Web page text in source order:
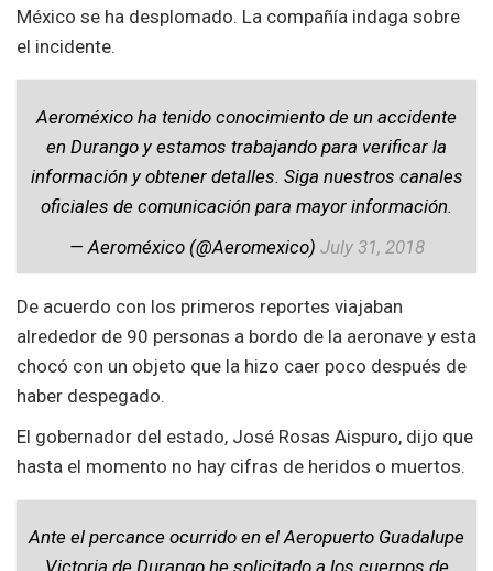
México se ha desplomado. La compañía indaga sobre
el incidente.
Aeroméxico ha tenido conocimiento de un accidente
en Durango y estamos trabajando para verificar la
información y obtener detalles. Siga nuestros canales
oficiales de comunicación para mayor información.
— Aeroméxico (@Aeromexico) July 31, 2018
De acuerdo con los primeros reportes viajaban
alrededor de 90 personas a bordo de la aeronave y esta
chocó con un objeto que la hizo caer poco después de
haber despegado.
El gobernador del estado, José Rosas Aispuro, dijo que
hasta el momento no hay cifras de heridos o muertos.
Ante el percance ocurrido en el Aeropuerto Guadalupe